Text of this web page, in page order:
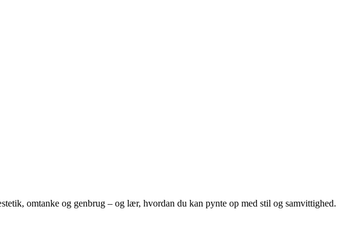
omtanke og genbrug – og lær, hvordan du kan pynte op med stil og samvittighed.